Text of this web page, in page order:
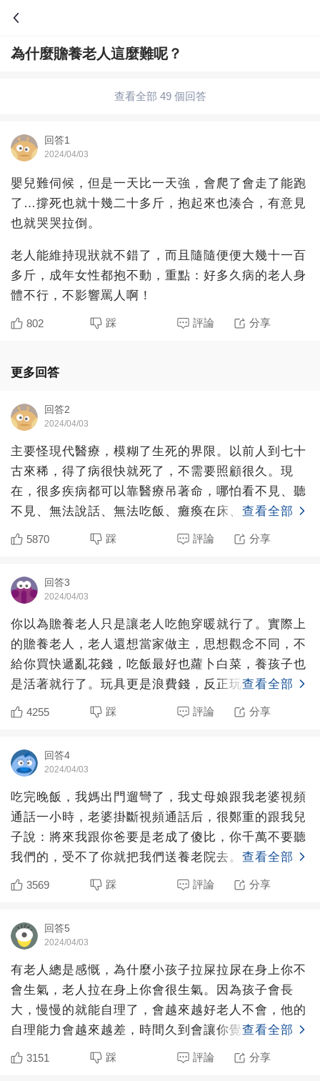
為什麼贍養老人這麼難呢？
查看全部 49 個回答
回答1
2024/04/03
嬰兒難伺候，但是一天比一天強，會爬了會走了能跑
了…撐死也就十幾二十多斤，抱起來也湊合，有意見
也就哭哭拉倒。
老人能維持現狀就不錯了，而且隨隨便便大幾十一百
多斤，成年女性都抱不動，重點：好多久病的老人身
體不行，不影響罵人啊！
802 踩 評論 分享
更多回答
回答2
2024/04/03
主要怪現代醫療，模糊了生死的界限。以前人到七十
古來稀，得了病很快就死了，不需要照顧很久。現
在，很多疾病都可以靠醫療吊著命，哪怕看不見、聽
不見、無法說話、無法吃飯、癱瘓在床、意識喪失，
都可以如同活死人一
查看全部
5870 踩 評論 分享
回答3
2024/04/03
你以為贍養老人只是讓老人吃飽穿暖就行了。實際上
的贍養老人，老人還想當家做主，思想觀念不同，不
給你買快遞亂花錢，吃飯最好也蘿卜白菜，養孩子也
是活著就行了。玩具更是浪費錢，反正玩一玩就壞
了，或者玩一會就膩
查看全部
4255 踩 評論 分享
回答4
2024/04/03
吃完晚飯，我媽出門遛彎了，我丈母娘跟我老婆視頻
通話一小時，老婆掛斷視頻通話后，很鄭重的跟我兒
子說：將來我跟你爸要是老成了傻比，你千萬不要聽
我們的，受不了你就把我們送養老院去。轉頭跟我
說：你不要笑，天天
查看全部
3569 踩 評論 分享
回答5
2024/04/03
有老人總是感慨，為什麼小孩子拉屎拉尿在身上你不
會生氣，老人拉在身上你會很生氣。因為孩子會長
大，慢慢的就能自理了，會越來越好老人不會，他的
自理能力會越來越差，時間久到會讓你覺得日子沒有
盼頭。
查看全部
3151 踩 評論 分享
問答
婚姻情感
影視劇